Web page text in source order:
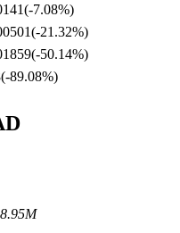
ประกัน
(-7.08%)
(-21.32%)
(-50.14%)
(-89.08%)